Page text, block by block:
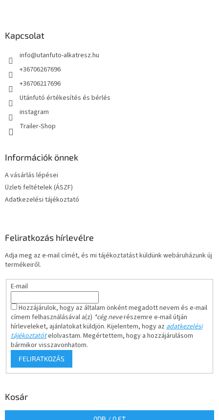
Kapcsolat
info@utanfuto-alkatresz.hu
+36706267696
+36706217696
Utánfutó értékesítés és bérlés
instagram
Trailer-Shop
Információk önnek
A vásárlás lépései
Üzleti feltételek (ÁSZF)
Adatkezelési tájékoztató
Feliratkozás hírlevélre
Adja meg az e-mail címét, és mi tájékoztatást küldünk webáruházunk új
termékeiről.
E-mail
Hozzájárulok, hogy az általam önként megadott nevem és e-mail
címem felhasználásával a(z) *cég neverészemre e-mail útján
hírleveleket, ajánlatokat küldjön. Kijelentem, hogy azadatkezelési
tájékoztatótelolvastam. Megértettem, hogy a hozzájárulásom
bármikor visszavonhatom.
FELIRATKOZÁS
Kosár